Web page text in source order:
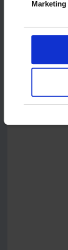
Marketing